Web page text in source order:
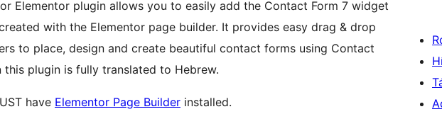
Elementor plugin allows you to easily add the Contact Form 7 widget
with the Elementor page builder. It provides easy drag & drop
to place, design and create beautiful contact forms using Contact
this plugin is fully translated to Hebrew.
have Elementor Page Builder installed.